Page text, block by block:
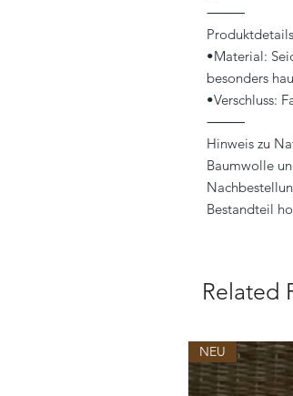
⸻
•Material:
besonders
•Verschluss:
⸻
Hinweis zu
Baumwolle
Bestandteil
Related
NEU